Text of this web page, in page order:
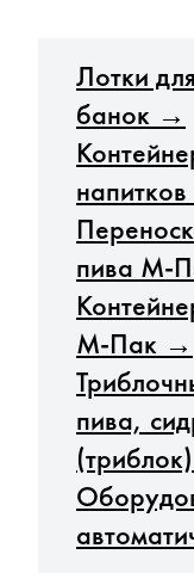
Лотки
банок →
пива М-
М-Пак →
пива,